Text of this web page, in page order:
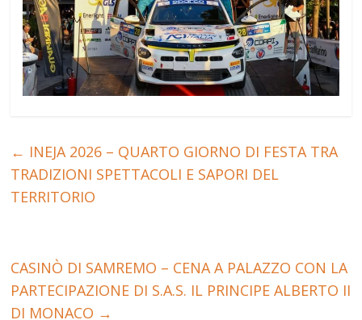
← INEJA 2026 – QUARTO GIORNO DI FESTA TRA
TRADIZIONI SPETTACOLI E SAPORI DEL
TERRITORIO
CASINÒ DI SAMREMO – CENA A PALAZZO CON LA
PARTECIPAZIONE DI S.A.S. IL PRINCIPE ALBERTO II
DI MONACO →